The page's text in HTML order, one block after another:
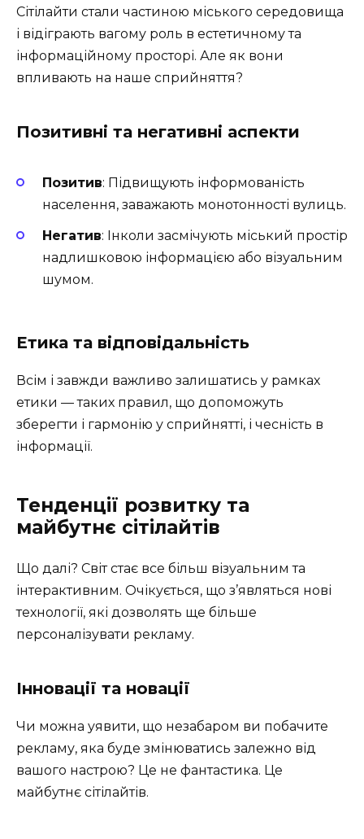
Сітілайти стали частиною міського середовища
і відіграють вагому роль в естетичному та
інформаційному просторі. Але як вони
впливають на наше сприйняття?
Позитивні та негативні аспекти
Позитив: Підвищують інформованість
населення, заважають монотонності вулиць.
Негатив: Інколи засмічують міський простір
надлишковою інформацією або візуальним
шумом.
Етика та відповідальність
Всім і завжди важливо залишатись у рамках
етики — таких правил, що допоможуть
зберегти і гармонію у сприйнятті, і чесність в
інформації.
Тенденції розвитку та
майбутнє сітілайтів
Що далі? Світ стає все більш візуальним та
інтерактивним. Очікується, що з’являться нові
технології, які дозволять ще більше
персоналізувати рекламу.
Інновації та новації
Чи можна уявити, що незабаром ви побачите
рекламу, яка буде змінюватись залежно від
вашого настрою? Це не фантастика. Це
майбутнє сітілайтів.